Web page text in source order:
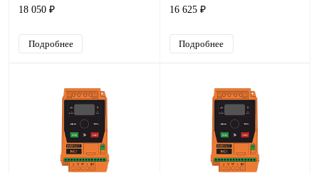
G5.5/P7.5-4B +NCI-SM, 380В,
18 050 ₽
Подробнее
G4.0/P5.5-4B +NCI-SM, 380В,
16 625 ₽
Подробнее